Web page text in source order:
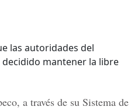
las autoridades del
decidido mantener la libre
a través de su Sistema de